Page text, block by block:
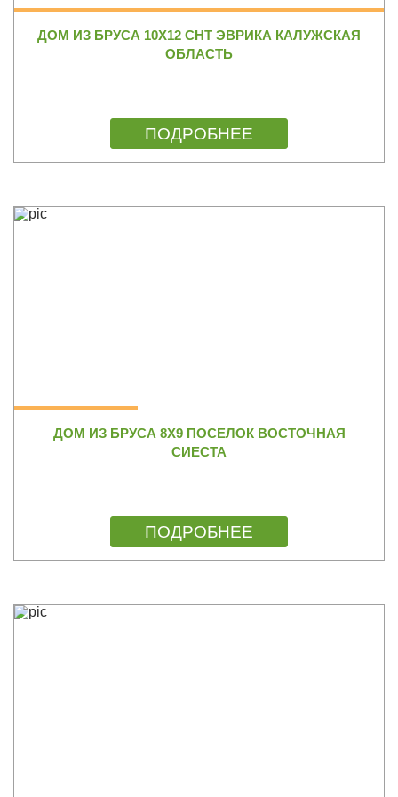
ДОМ ИЗ БРУСА 10Х12 СНТ ЭВРИКА КАЛУЖСКАЯ
ОБЛАСТЬ
ПОДРОБНЕЕ
ДОМ ИЗ БРУСА 8Х9 ПОСЕЛОК ВОСТОЧНАЯ
СИЕСТА
ПОДРОБНЕЕ